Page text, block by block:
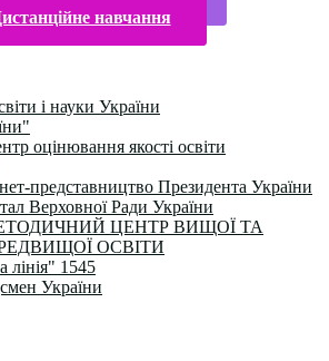
навчання
і науки України
оцінювання якості освіти
представництво Президента України
Верховної Ради України
ЦЕНТР ВИЩОЇ ТА
ОСВІТИ
лінія" 1545
України